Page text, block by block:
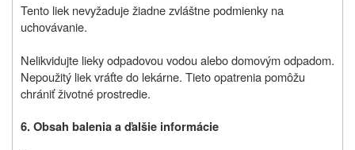
Tento liek nevyžaduje žiadne zvláštne podmienky na
uchovávanie.
Nelikvidujte lieky odpadovou vodou alebo domovým odpadom.
Nepoužitý liek vráťte do lekárne. Tieto opatrenia pomôžu
chrániť životné prostredie.
6. Obsah balenia a ďalšie informácie